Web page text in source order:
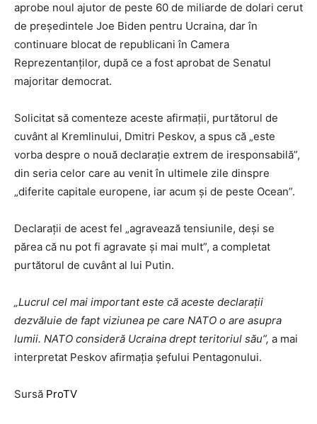
aprobe noul ajutor de peste 60 de miliarde de dolari cerut
de preşedintele Joe Biden pentru Ucraina, dar în
continuare blocat de republicani în Camera
Reprezentanţilor, după ce a fost aprobat de Senatul
majoritar democrat.
Solicitat să comenteze aceste afirmaţii, purtătorul de
cuvânt al Kremlinului, Dmitri Peskov, a spus că „este
vorba despre o nouă declaraţie extrem de iresponsabilă”,
din seria celor care au venit în ultimele zile dinspre
„diferite capitale europene, iar acum şi de peste Ocean”.
Declaraţii de acest fel „agravează tensiunile, deşi se
părea că nu pot fi agravate şi mai mult”, a completat
purtătorul de cuvânt al lui Putin.
„Lucrul cel mai important este că aceste declaraţii
dezvăluie de fapt viziunea pe care NATO o are asupra
lumii. NATO consideră Ucraina drept teritoriul său”, a mai
interpretat Peskov afirmaţia şefului Pentagonului.
Sursă ProTV